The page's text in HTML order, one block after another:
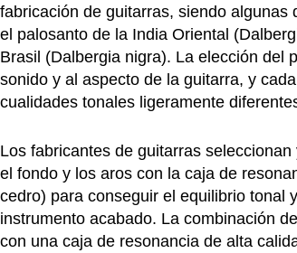
fabricación de guitarras, siendo algunas
el palosanto de la India Oriental
Brasil (Dalbergia nigra). La elección del
sonido y al aspecto de la guitarra, y
cualidades tonales ligeramente
Los fabricantes de guitarras
el fondo y los aros con la caja de
cedro) para conseguir el equilibrio tonal
instrumento acabado. La combinación
con una caja de resonancia de alta